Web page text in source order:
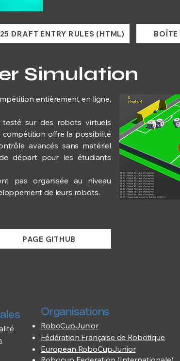
DRAFT ENTRY RULES (HTML) BOÎTE
Simulation
entièrement en ligne,
sur des robots virtuels
offre la possibilité
avancés sans matériel
départ pour les étudiants
pas organisée au niveau
de leurs robots.
PAGE GITHUB
Organisations
RoboCupJunior
Fédération Française de Robotique
European RoboCupJunior